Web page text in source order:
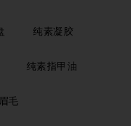
纯素凝胶
纯素指甲油
眉毛